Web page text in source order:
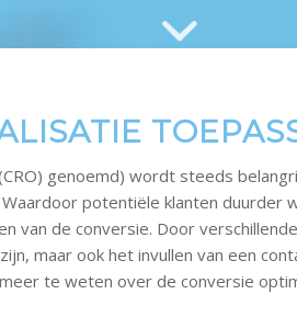
genoemd) wordt steeds
potentiële klanten
de conversie. Door
maar ook het invullen van een
te weten over de conversie